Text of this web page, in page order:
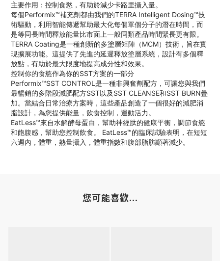
主要作用：控制食慾，有助於減少卡路里攝入量。
每個Performix™補充劑都由我們的TERRA Intelligent Dosing™技
術驅動，利用智能傳遞幫助最大化每個單個分子的潛在時間，而
是等同長時間釋放能量比市面上一般同類產品時間緊長更有限。
TERRA Coating是一種創新的多塗層矩陣（MCM）技術，旨在實
現擴展功能。這提供了先進的延遲釋放塗層系統，設計有多個釋
放點，有助於最大限度地提高成分性和效果。
控制你的食慾作為你的SST方案的一部分
Performix™SST CONTROL是一種非興奮劑配方，可讓您與我們
最暢銷的多階段減肥配方SST以及SST CLEANSE和SST BURN疊
加。當結合日常治療方案時，這些產品創造了一個很好的減肥消
脂設計，為您提供能量，飲食控制，運動活力。
EatLess™來自水解酵母蛋白，幫助神經肽的健康平衡，調節食慾
和飽腹感，幫助您控制飲食。 EatLess™的臨床試驗表明，在短短
六週內，體重，熱量攝入，體重指數和腹部脂肪顯著減少。
您可能喜歡...